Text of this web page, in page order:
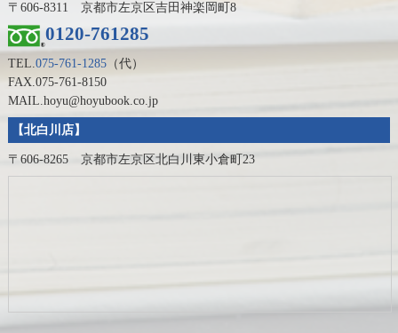
〒606-8311 京都市左京区吉田神楽岡町8
0120-761285
TEL.075-761-1285（代）
FAX.075-761-8150
MAIL.hoyu@hoyubook.co.jp
【北白川店】
〒606-8265 京都市左京区北白川東小倉町23